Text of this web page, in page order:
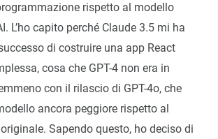
rispetto al modello
L’ho capito perché Claude 3.5 mi ha
di costruire una app React
cosa che GPT-4 non era in
con il rilascio di GPT-4o, che
ancora peggiore rispetto al
Sapendo questo, ho deciso di